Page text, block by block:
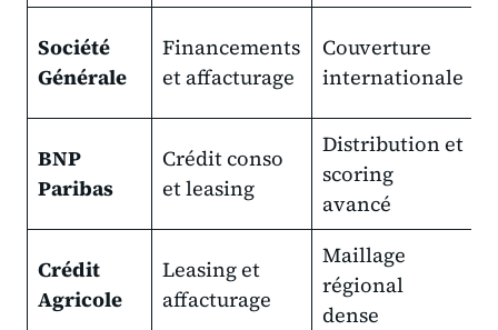
Société
Générale
Financements
et affacturage
Couverture
internationale
BNP
Paribas
Crédit conso
et leasing
Distribution et
scoring
avancé
Crédit
Agricole
Leasing et
affacturage
Maillage
régional
dense